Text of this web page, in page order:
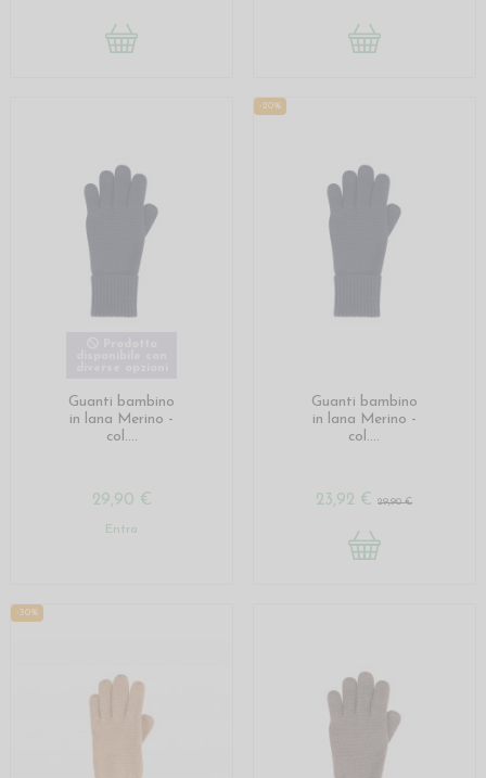
Guanti bambino
in lana Merino -
col....
29,90 €
Entra
-20%
Guanti bambino
in lana Merino -
col....
23,92 €29,90 €
-30%